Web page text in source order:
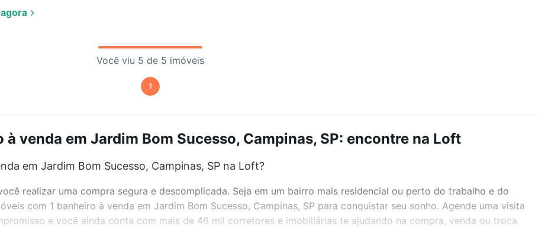
Você viu 5 de 5 imóveis
1
à venda em Jardim Bom Sucesso, Campinas, SP: encontre na Loft
em Jardim Bom Sucesso, Campinas, SP na Loft?
realizar uma compra segura e descomplicada. Seja em um bairro mais residencial ou perto do trabalho e do
com 1 banheiro à venda em Jardim Bom Sucesso, Campinas, SP para conquistar seu sonho. Agende uma visita
e você ainda conta com mais de 46 mil corretores e imobiliárias te ajudando na compra, venda ou troca